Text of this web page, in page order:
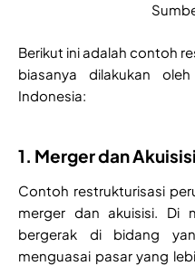
Berikut ini adalah contoh
biasanya dilakukan
Indonesia:
1. Merger dan
Contoh restrukturisasi
merger dan akuisisi. Di
bergerak di bidang
menguasai pasar yang